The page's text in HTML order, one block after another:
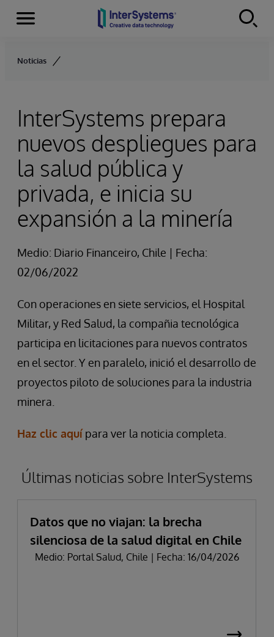
Skip to content
Secciones
Noticias
InterSystems prepara
nuevos despliegues para
la salud pública y
privada, e inicia su
expansión a la minería
Medio: Diario Financeiro, Chile | Fecha:
02/06/2022
Con operaciones en siete servicios, el Hospital
Militar, y Red Salud, la compañia tecnológica
participa en licitaciones para nuevos contratos
en el sector. Y en paralelo, inició el desarrollo de
proyectos piloto de soluciones para la industria
minera.
Haz clic aquípara ver la noticia completa.
Últimas noticias sobre InterSystems
Datos que no viajan: la brecha
silenciosa de la salud digital en Chile
Medio: Portal Salud, Chile | Fecha: 16/04/2026